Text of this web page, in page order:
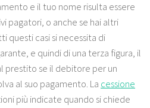
e il tuo nome risulta essere
pagatori, o anche se hai altri
questi casi si necessita di
e quindi di una terza figura, il
prestito se il debitore per un
al suo pagamento. La cessione
più indicate quando si chiede